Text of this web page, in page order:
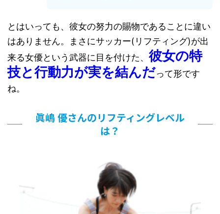
とはいっても、彼女の努力の賜物であることに違い
はありません。まさにサッカー(リフティング)が出
来る女優という武器に目を付けた、 彼女の特
技と行動力が実を結んだって形です
ね。
眞嶋 優さんのリフティングレベル
は？